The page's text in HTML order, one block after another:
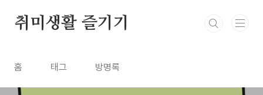
취미생활 즐기기
홈 태그 방명록